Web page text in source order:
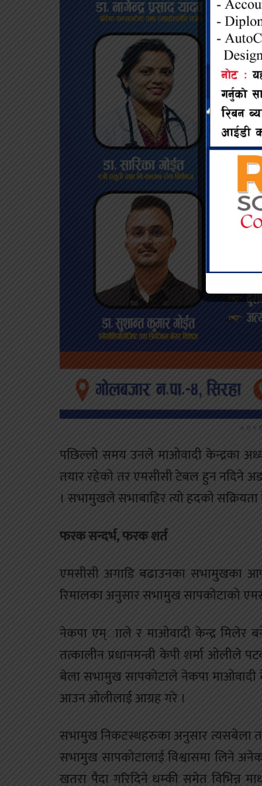
पछिल्लो समय उनले माओवादी केन्द्रका
तयार रहेको तर एमसीसी टेबल हुन नदिने
। सभामुखले सभाबाहिर त्यो हदको
फरक सन्दर्भ, फरक शर्त
एमसीसी अगाडि बढाउनका सभामुखका
रिमालका अनुसार सभामुख सापकोटाको
नेकपा एम्ााले र माओवादी केन्द्र मिलेर
तत्कालीन प्रधानमन्त्री केपी शर्मा ओलीले
बेला सभामुख सापकोटाले नेकपा माओवादी
आउन ओलीलाई आग्रह गरे ।
सभामुख निकटस्थहरुका अनुसार त्यसबेला
सभामुख सापकोटालाई विश्वासमा लिने अनेक
खतरा पैदा गरिदिने धम्की समेत विभिन्न